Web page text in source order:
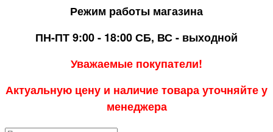
Режим работы магазина
ПН-ПТ 9:00 - 18:00СБ, ВС - выходной
Уважаемые покупатели!
Актуальную цену и наличие товара уточняйте у
менеджера